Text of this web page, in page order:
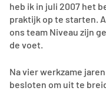
heb ik in juli 2007 het
praktijk op te starten.
ons team Niveau zijn
de voet.
Na vier werkzame
besloten om uit te